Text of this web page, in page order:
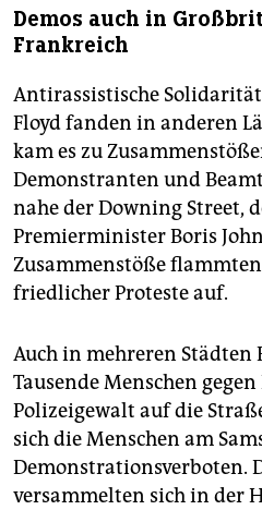
Demos auch in
Frankreich
Antirassistische
Floyd fanden in anderen
kam es zu
Demonstranten und
nahe der Downing Street,
Premierminister Boris
Zusammenstöße
friedlicher Proteste auf.
Auch in mehreren Städten
Tausende Menschen
Polizeigewalt auf die
sich die Menschen am
Demonstrationsverboten.
versammelten sich in der